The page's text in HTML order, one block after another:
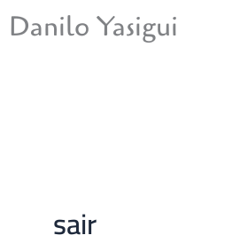
para
Danilo Yasigui
sair